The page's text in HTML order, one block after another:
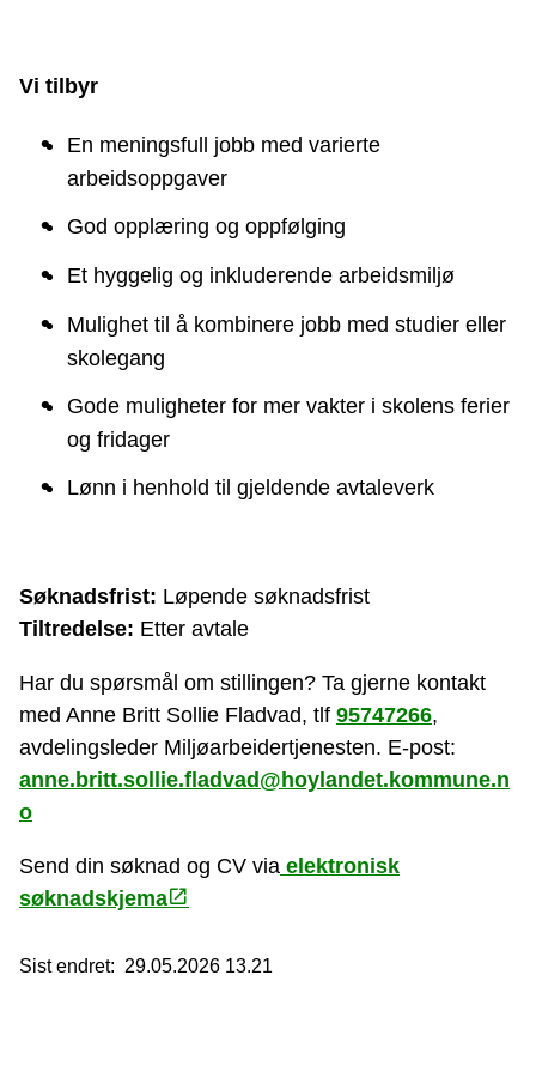
Vi tilbyr
En meningsfull jobb med varierte
arbeidsoppgaver
God opplæring og oppfølging
Et hyggelig og inkluderende arbeidsmiljø
Mulighet til å kombinere jobb med studier eller
skolegang
Gode muligheter for mer vakter i skolens ferier
og fridager
Lønn i henhold til gjeldende avtaleverk
Søknadsfrist: Løpende søknadsfrist
Tiltredelse: Etter avtale
Har du spørsmål om stillingen? Ta gjerne kontakt
med Anne Britt Sollie Fladvad, tlf 95747266,
avdelingsleder Miljøarbeidertjenesten. E-post:
anne.britt.sollie.fladvad@hoylandet.kommune.n
o
Send din søknad og CV via elektronisk
søknadskjema
Sist endret 29.05.2026 13.21